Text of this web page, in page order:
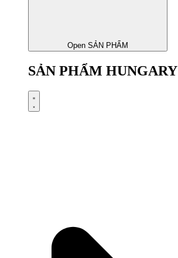
Open SẢN PHẨM
SẢN PHẨM HUNGARY